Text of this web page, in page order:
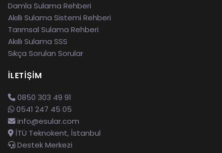
Damla Sulama Rehberi
Akıllı Sulama Sistemi Rehberi
Tarımsal Sulama Rehberi
Akıllı Sulama SSS
Sıkça Sorulan Sorular
İLETIŞIM
0850 303 49 91
0541 247 45 05
info@esular.com
İTÜ Teknokent, İstanbul
Destek Merkezi